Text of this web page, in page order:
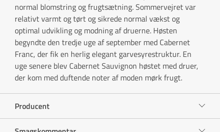
normal blomstring og frugtsætning. Sommervejret var
relativt varmt og tørt og sikrede normal vækst og
optimal udvikling og modning af druerne. Høsten
begyndte den tredje uge af september med Cabernet
Franc, der fik en herlig elegant garvesyrestruktur. En
uge senere blev Cabernet Sauvignon høstet med druer,
der kom med duftende noter af moden mørk frugt.
Producent